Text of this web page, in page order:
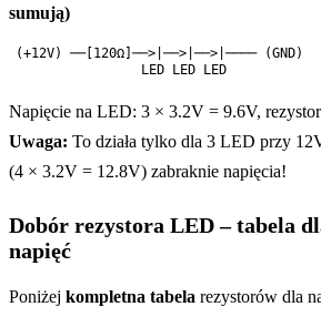
sumują)
(+12V) ──[120Ω]──>|──>|──>|──── (GND)
Napięcie na LED: 3 × 3.2V = 9.6V,
Uwaga: To działa tylko dla 3 LED przy
(4 × 3.2V = 12.8V) zabraknie napięcia!
Dobór rezystora LED – tabela
napięć
Poniżej kompletna tabela rezystorów dla